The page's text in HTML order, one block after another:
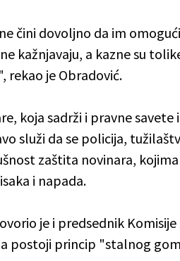
čini dovoljno da im
kažnjavaju, a kazne su
rekao je Obradović.
koja sadrži i pravne savete
služi da se policija,
zaštita novinara,
i napada.
je i predsednik
postoji princip "stalnog